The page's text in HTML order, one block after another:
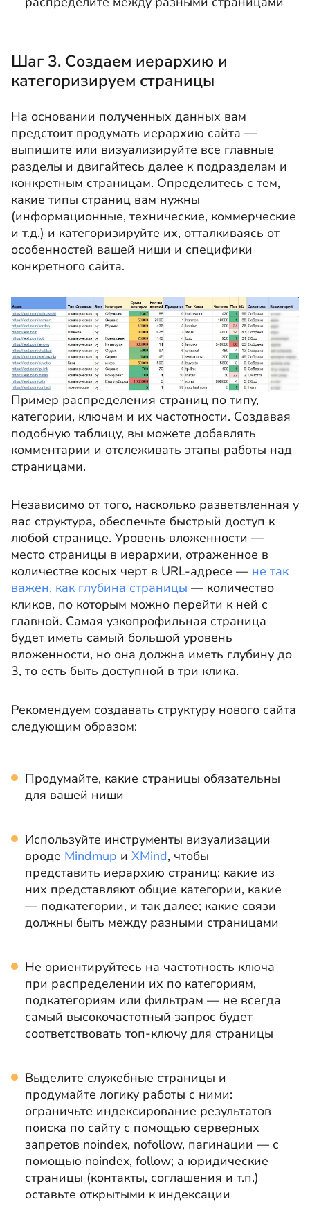
Шаг 3. Создаем иерархию и
категоризируем страницы
На основании полученных данных вам
предстоит продумать иерархию сайта —
выпишите или визуализируйте все главные
разделы и двигайтесь далее к подразделам и
конкретным страницам. Определитесь с тем,
какие типы страниц вам нужны
(информационные, технические, коммерческие
и т.д.) и категоризируйте их, отталкиваясь от
особенностей вашей ниши и специфики
конкретного сайта.
Пример распределения страниц по типу,
категории, ключам и их частотности. Создавая
подобную таблицу, вы можете добавлять
комментарии и отслеживать этапы работы над
страницами.
Независимо от того, насколько разветвленная у
вас структура, обеспечьте быстрый доступ к
любой странице. Уровень вложенности —
место страницы в иерархии, отраженное в
количестве косых черт в URL-адресе — не так
важен, как глубина страницы — количество
кликов, по которым можно перейти к ней с
главной. Самая узкопрофильная страница
будет иметь самый большой уровень
вложенности, но она должна иметь глубину до
3, то есть быть доступной в три клика.
Рекомендуем создавать структуру нового сайта
следующим образом:
Продумайте, какие страницы обязательны
для вашей ниши
Используйте инструменты визуализации
вроде Mindmup и XMind, чтобы
представить иерархию страниц: какие из
них представляют общие категории, какие
— подкатегории, и так далее; какие связи
должны быть между разными страницами
Не ориентируйтесь на частотность ключа
при распределении их по категориям,
подкатегориям или фильтрам — не всегда
самый высокочастотный запрос будет
соответствовать топ-ключу для страницы
Выделите служебные страницы и
продумайте логику работы с ними:
ограничьте индексирование результатов
поиска по сайту с помощью серверных
запретов noindex, nofollow, пагинации — с
помощью noindex, follow; а юридические
страницы (контакты, соглашения и т.п.)
оставьте открытыми к индексации